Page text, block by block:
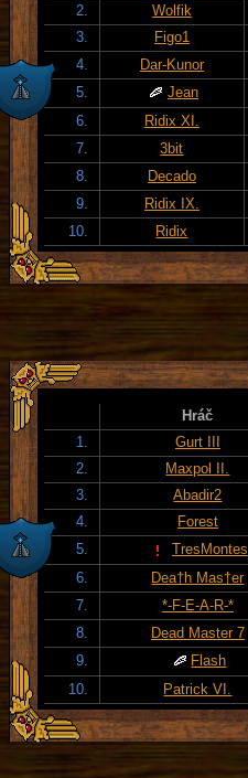
2.
Wolfik
3.
Figo1
4.
Dar-Kunor
5.
Jean
6.
Ridix XI.
7.
3bit
8.
Decado
9.
Ridix IX.
10.
Ridix
Hráč
1.
Gurt III
2.
Maxpol II.
3.
Abadir2
4.
Forest
5.
TresMontes
6.
Dea†h Mas†er
7.
*-F-E-A-R-*
8.
Dead Master 7
9.
Flash
10.
Patrick VI.